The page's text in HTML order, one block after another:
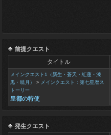
前提クエスト
タイトル
メインクエスト1（新生・蒼天・紅蓮・漆
黒・暁月）
> メインクエスト：第七星暦ス
トーリー
皇都の特使
発生クエスト